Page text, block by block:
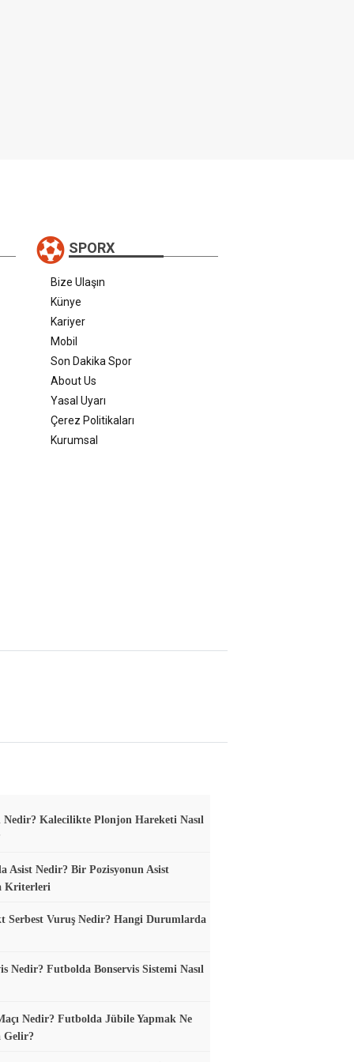
SPORX
Bize Ulaşın
Künye
Kariyer
Mobil
Son Dakika Spor
About Us
Yasal Uyarı
Çerez Politikaları
Kurumsal
Kalecilikte Plonjon Hareketi Nasıl
Asist Nedir? Bir Pozisyonun Asist
Kriterleri
Serbest Vuruş Nedir? Hangi Durumlarda
Nedir? Futbolda Bonservis Sistemi Nasıl
Nedir? Futbolda Jübile Yapmak Ne
Gelir?